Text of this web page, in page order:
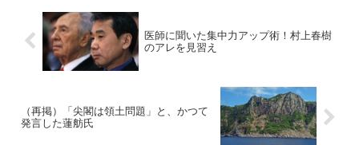
医師に聞いた集中力アップ術！村上春樹
のアレを見習え
（再掲）「尖閣は領土問題」と、かつて
発言した蓮舫氏